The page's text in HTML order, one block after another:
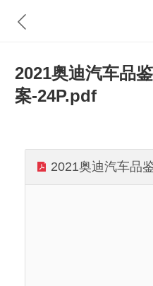
2021奥迪汽车品
案-24P.pdf